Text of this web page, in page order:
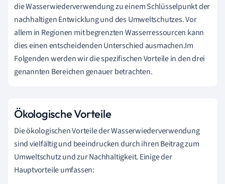
die Wasserwiederverwendung zu einem Schlüsselpunkt der
nachhaltigen Entwicklung und des Umweltschutzes. Vor
allem in Regionen mit begrenzten Wasserressourcen kann
dies einen entscheidenden Unterschied ausmachen.Im
Folgenden werden wir die spezifischen Vorteile in den drei
genannten Bereichen genauer betrachten.
Ökologische Vorteile
Die ökologischen Vorteile der Wasserwiederverwendung
sind vielfältig und beeindrucken durch ihren Beitrag zum
Umweltschutz und zur Nachhaltigkeit. Einige der
Hauptvorteile umfassen: